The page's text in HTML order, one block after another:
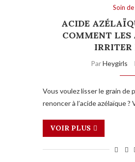
Soin
ACIDE
COMMENT LES
IRRITER
ParHeygirls
Vous voulez lisser le grain de
renoncer à l’acide azélaïque
VOIR PLUS